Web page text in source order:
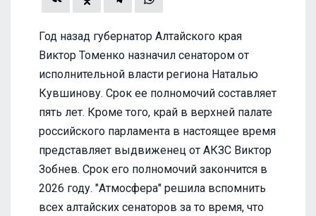
Год назад губернатор Алтайского края
Виктор Томенко назначил сенатором от
исполнительной власти региона Наталью
Кувшинову. Срок ее полномочий составляет
пять лет. Кроме того, край в верхней палате
российского парламента в настоящее время
представляет выдвиженец от АКЗС Виктор
Зобнев. Срок его полномочий закончится в
2026 году. "Атмосфера" решила вспомнить
всех алтайских сенаторов за то время, что